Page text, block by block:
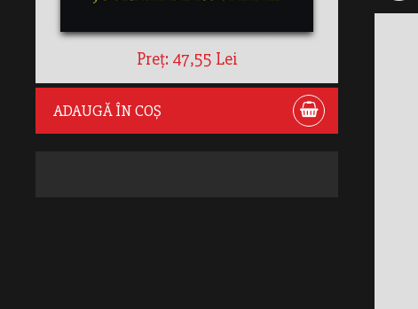
Preț: 47,55 Lei
ADAUGĂ ÎN COȘ